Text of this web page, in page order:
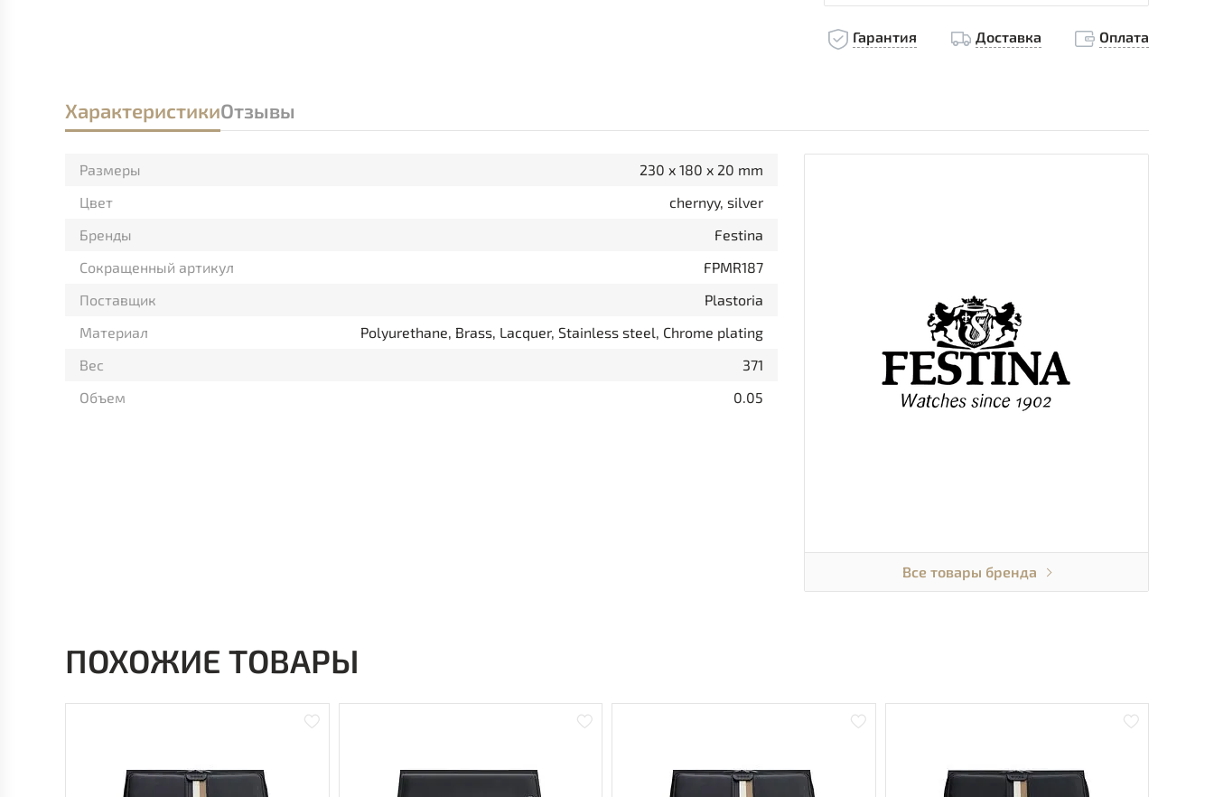
Гарантия Доставка Оплата
ХарактеристикиОтзывы
Размеры
230 x 180 x 20 mm
Цвет
chernyy, silver
Бренды
Festina
Сокращенный артикул
FPMR187
Поставщик
Plastoria
Материал
Polyurethane, Brass, Lacquer, Stainless steel, Chrome plating
Вес
371
Объем
0.05
Все товары бренда
ПОХОЖИЕ ТОВАРЫ